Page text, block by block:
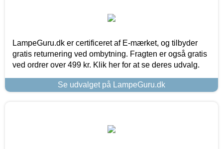
LampeGuru.dk er certificeret af E-mærket, og tilbyder
gratis returnering ved ombytning. Fragten er også gratis
ved ordrer over 499 kr. Klik her for at se deres udvalg.
Se udvalget på LampeGuru.dk